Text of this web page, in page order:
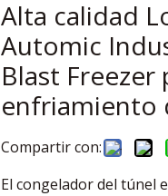
Alta calidad
Automic
Blast Freezer
enfriamiento
Compartir con:
El congelador del túnel